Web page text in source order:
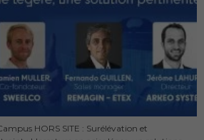
HORS SITE : Surélévation et